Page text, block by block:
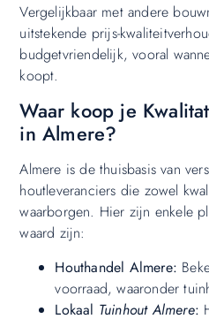
Vergelijkbaar met andere
uitstekende prijs-
budgetvriendelijk, vooral
koopt.
Waar koop je
in Almere?
Almere is de thuisbasis van
houtleveranciers die zowel
waarborgen. Hier zijn enkele
waard zijn:
Houthandel Almere:
voorraad, waaronder
Lokaal Tuinhout Almere: